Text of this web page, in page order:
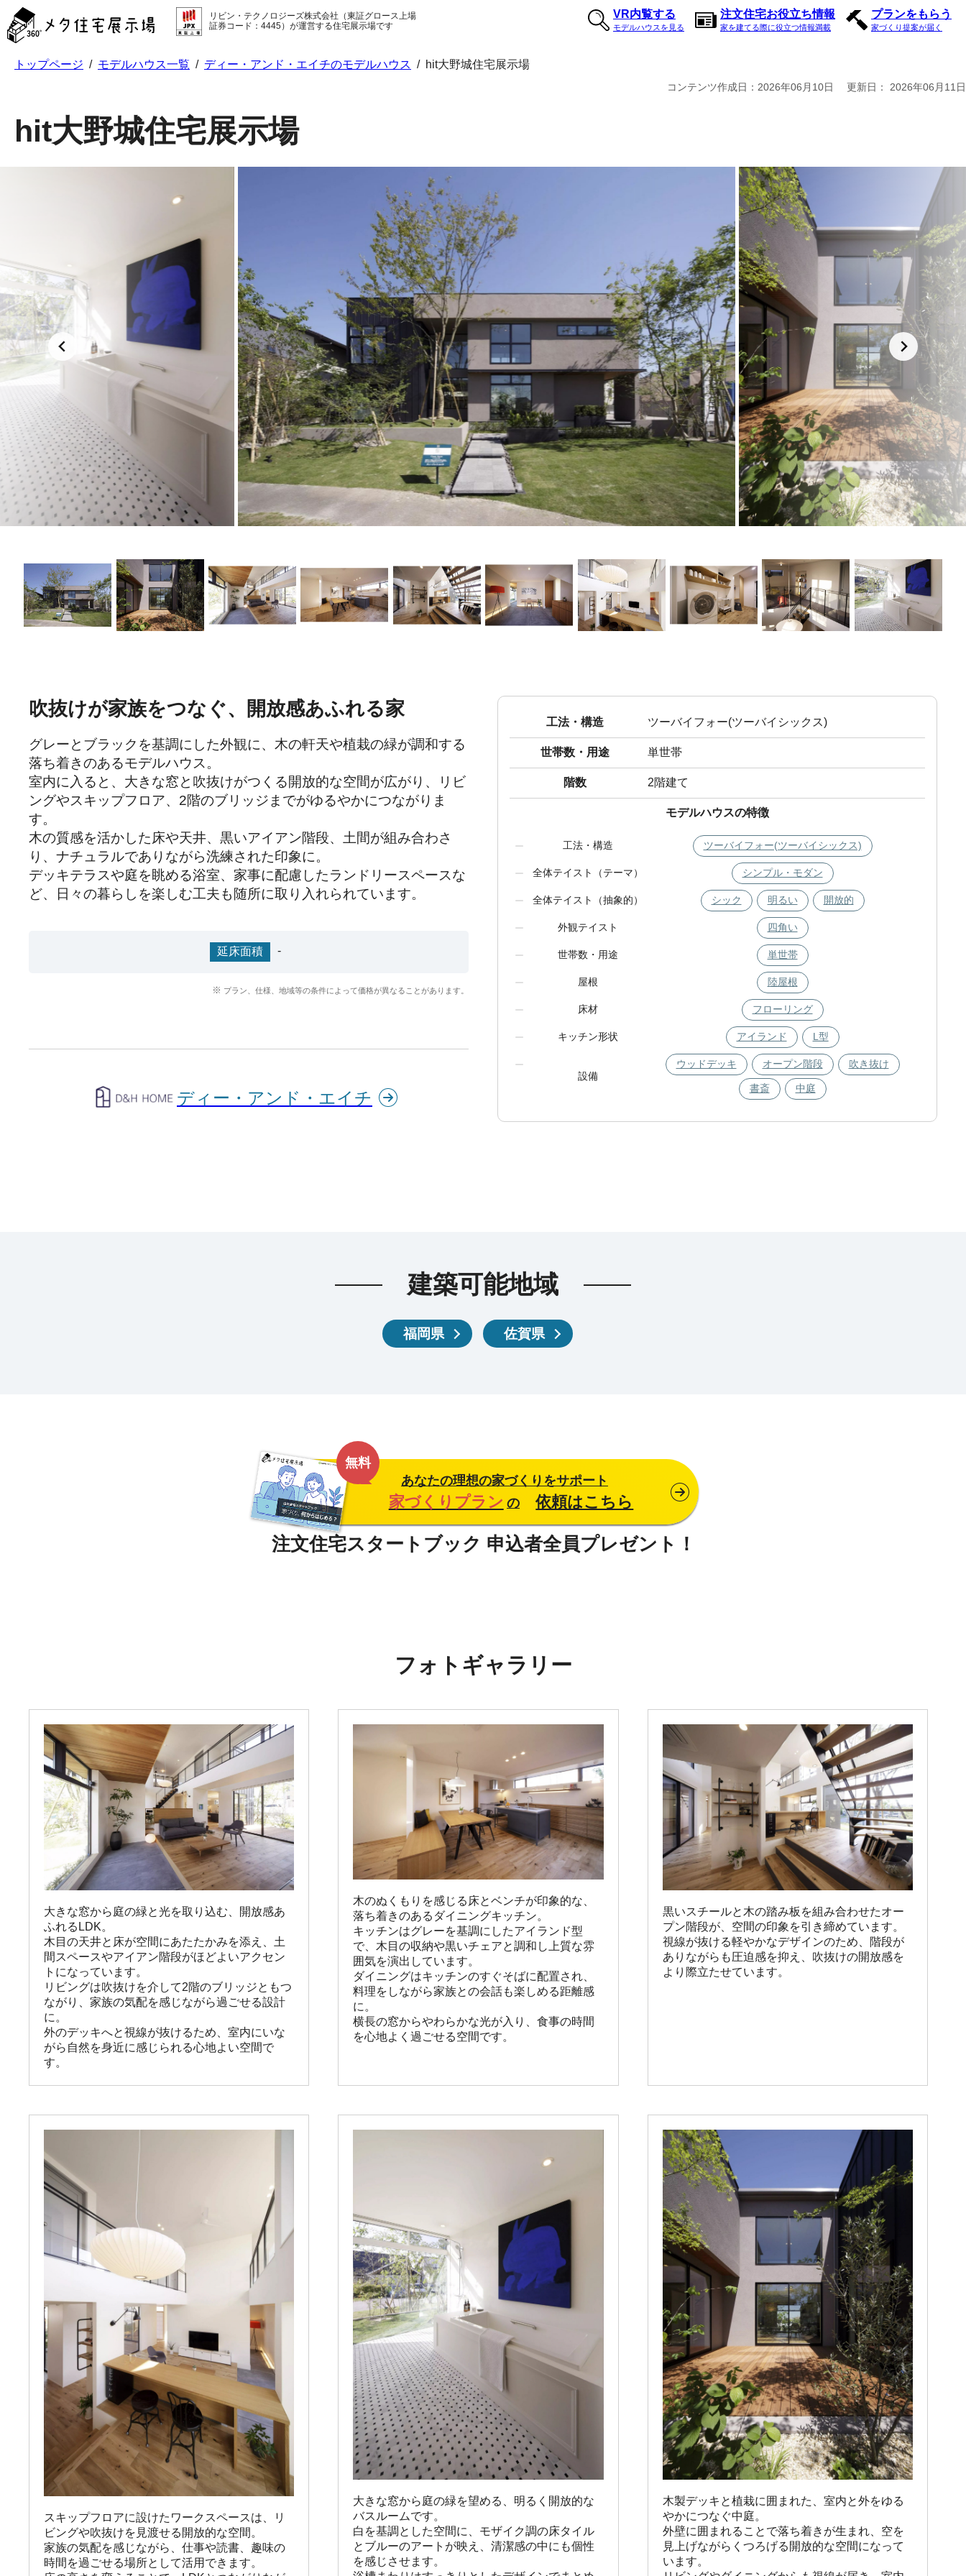
タ
住
リビン・テクノロジーズ株式会社（東証グロース上場
証券コード：4445）が運営する住宅展示場です
VR内覧する
モデルハウスを見る
注文住宅お役立ち情報
家を建てる際に役立つ情報満載
プランをもらう
家づくり提案が届く
トップページ / モデルハウス一覧 / ディー・アンド・エイチのモデルハウス / hit大野城住宅展示場
コンテンツ作成日： 2026年06月10日 更新日： 2026年06月11日
hit大野城住宅展示場
吹抜けが家族をつなぐ、開放感あふれる家
グレーとブラックを基調にした外観に、木の軒天や植栽の緑が調和する
落ち着きのあるモデルハウス。
室内に入ると、大きな窓と吹抜けがつくる開放的な空間が広がり、リビ
ングやスキップフロア、2階のブリッジまでがゆるやかにつながりま
す。
木の質感を活かした床や天井、黒いアイアン階段、土間が組み合わさ
り、ナチュラルでありながら洗練された印象に。
デッキテラスや庭を眺める浴室、家事に配慮したランドリースペースな
ど、日々の暮らしを楽しむ工夫も随所に取り入れられています。
延床面積 -
プラン、仕様、地域等の条件によって価格が異なることがあります。
ディー・アンド・エイチ
工法・構造 ツーバイフォー(ツーバイシックス)
世帯数・用途 単世帯
階数 2階建て
モデルハウスの特徴
工法・構造 ツーバイフォー(ツーバイシックス)
全体テイスト（テーマ） シンプル・モダン
全体テイスト（抽象的） シック 明るい 開放的
外観テイスト 四角い
世帯数・用途 単世帯
屋根 陸屋根
床材 フローリング
キッチン形状 アイランド L型
設備
ウッドデッキ オープン階段 吹き抜け
書斎 中庭
建築可能地域
福岡県 佐賀県
無料
あなたの理想の家づくりをサポート
家づくりプラン の 依頼はこちら
フォトギャラリー
大きな窓から庭の緑と光を取り込む、開放感あ
ふれるLDK。
木目の天井と床が空間にあたたかみを添え、土
間スペースやアイアン階段がほどよいアクセン
トになっています。
リビングは吹抜けを介して2階のブリッジともつ
ながり、家族の気配を感じながら過ごせる設計
に。
外のデッキへと視線が抜けるため、室内にいな
がら自然を身近に感じられる心地よい空間で
す。
木のぬくもりを感じる床とベンチが印象的な、
落ち着きのあるダイニングキッチン。
キッチンはグレーを基調にしたアイランド型
で、木目の収納や黒いチェアと調和し上質な雰
囲気を演出しています。
ダイニングはキッチンのすぐそばに配置され、
料理をしながら家族との会話も楽しめる距離感
に。
横長の窓からやわらかな光が入り、食事の時間
を心地よく過ごせる空間です。
黒いスチールと木の踏み板を組み合わせたオー
プン階段が、空間の印象を引き締めています。
視線が抜ける軽やかなデザインのため、階段が
ありながらも圧迫感を抑え、吹抜けの開放感を
より際立たせています。
スキップフロアに設けたワークスペースは、リ
ビングや吹抜けを見渡せる開放的な空間。
家族の気配を感じながら、仕事や読書、趣味の
時間を過ごせる場所として活用できます。
大きな窓から庭の緑を望める、明るく開放的な
バスルームです。
白を基調とした空間に、モザイク調の床タイル
とブルーのアートが映え、清潔感の中にも個性
を感じさせます。
木製デッキと植栽に囲まれた、室内と外をゆる
やかにつなぐ中庭。
外壁に囲まれることで落ち着きが生まれ、空を
見上げながらくつろげる開放的な空間になって
います。